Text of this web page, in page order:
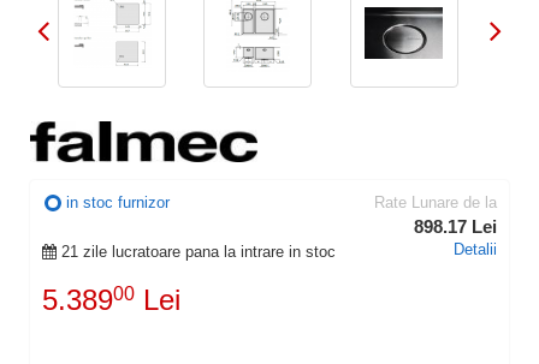
in stoc furnizor
21 zile lucratoare pana la intrare in stoc
5.38900 Lei
Rate Lunare de la
898.17 Lei
Detalii